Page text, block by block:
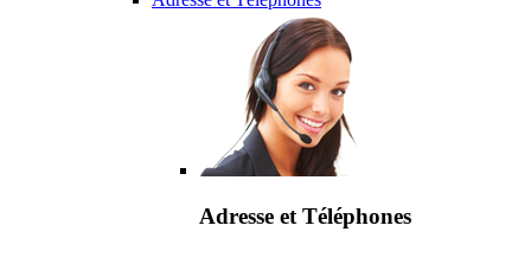
Adresse et Téléphones